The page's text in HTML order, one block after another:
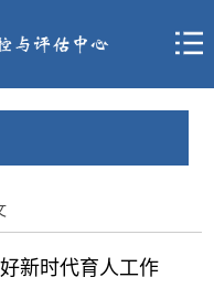
新时代育人工作